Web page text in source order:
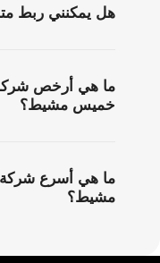
هل يمكنني ربط
ما هي أرخص
خميس مشيط؟
ما هي أسرع
مشيط؟